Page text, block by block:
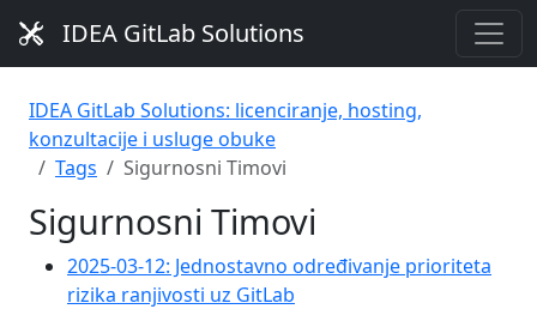
IDEA GitLab Solutions
IDEA GitLab Solutions: licenciranje, hosting,
konzultacije i usluge obuke
Tags
Sigurnosni Timovi
Sigurnosni Timovi
2025-03-12: Jednostavno određivanje prioriteta
rizika ranjivosti uz GitLab